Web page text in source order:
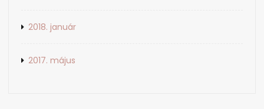
2018. január
2017. május